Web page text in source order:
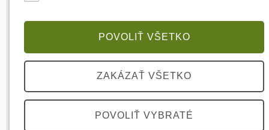
POVOLIŤ VŠETKO
ZAKÁZAŤ VŠETKO
POVOLIŤ VYBRATÉ